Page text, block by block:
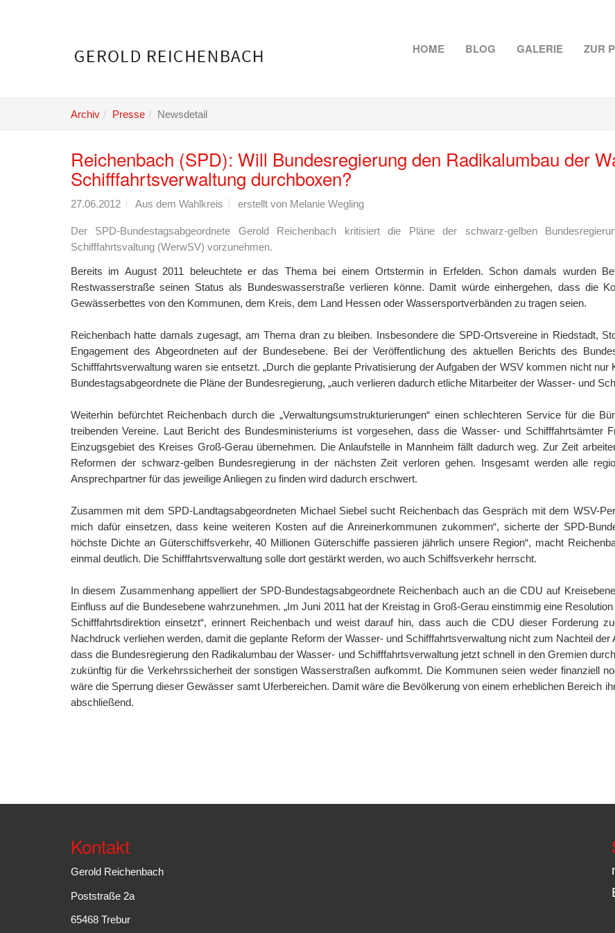
HOME BLOG GALERIE ZUR
Archiv Presse Newsdetail
Reichenbach (SPD): Will Bundesregierung den Radikalumbau der
Schifffahrtsverwaltung durchboxen?
27.06.2012 Aus dem Wahlkreis erstellt von Melanie Wegling
Der SPD-Bundestagsabgeordnete Gerold Reichenbach kritisiert die Pläne der schwarz-gelben
Schifffahrtsvaltung (WerwSV) vorzunehmen.
Bereits im August 2011 beleuchtete er das Thema bei einem Ortstermin in Erfelden. Schon damals wurden
Restwasserstraße seinen Status als Bundeswasserstraße verlieren könne. Damit würde einhergehen, dass die
Gewässerbettes von den Kommunen, dem Kreis, dem Land Hessen oder Wassersportverbänden zu tragen seien.
Reichenbach hatte damals zugesagt, am Thema dran zu bleiben. Insbesondere die SPD-Ortsvereine in Riedstadt,
Engagement des Abgeordneten auf der Bundesebene. Bei der Veröffentlichung des aktuellen Berichts des
Schifffahrtsverwaltung waren sie entsetzt. „Durch die geplante Privatisierung der Aufgaben der WSV kommen nicht
Bundestagsabgeordnete die Pläne der Bundesregierung, „auch verlieren dadurch etliche Mitarbeiter der Wasser- und
Weiterhin befürchtet Reichenbach durch die „Verwaltungsumstrukturierungen“ einen schlechteren Service für die
treibenden Vereine. Laut Bericht des Bundesministeriums ist vorgesehen, dass die Wasser- und Schifffahrtsämter
Einzugsgebiet des Kreises Groß-Gerau übernehmen. Die Anlaufstelle in Mannheim fällt dadurch weg. Zur Zeit
Reformen der schwarz-gelben Bundesregierung in der nächsten Zeit verloren gehen. Insgesamt werden alle
Ansprechpartner für das jeweilige Anliegen zu finden wird dadurch erschwert.
Zusammen mit dem SPD-Landtagsabgeordneten Michael Siebel sucht Reichenbach das Gespräch mit dem WSV-
mich dafür einsetzen, dass keine weiteren Kosten auf die Anreinerkommunen zukommen“, sicherte der SPD-
höchste Dichte an Güterschiffsverkehr, 40 Millionen Güterschiffe passieren jährlich unsere Region“, macht
einmal deutlich. Die Schifffahrtsverwaltung solle dort gestärkt werden, wo auch Schiffsverkehr herrscht.
In diesem Zusammenhang appelliert der SPD-Bundestagsabgeordnete Reichenbach auch an die CDU auf
Einfluss auf die Bundesebene wahrzunehmen. „Im Juni 2011 hat der Kreistag in Groß-Gerau einstimmig eine
Schifffahrtsdirektion einsetzt“, erinnert Reichenbach und weist darauf hin, dass auch die CDU dieser Forderung
Nachdruck verliehen werden, damit die geplante Reform der Wasser- und Schifffahrtsverwaltung nicht zum Nachteil
dass die Bundesregierung den Radikalumbau der Wasser- und Schifffahrtsverwaltung jetzt schnell in den Gremien
zukünftig für die Verkehrssicherheit der sonstigen Wasserstraßen aufkommt. Die Kommunen seien weder finanziell
wäre die Sperrung dieser Gewässer samt Uferbereichen. Damit wäre die Bevölkerung von einem erheblichen Bereich
abschließend.
Kontakt
Gerold Reichenbach
Poststraße 2a
65468 Trebur